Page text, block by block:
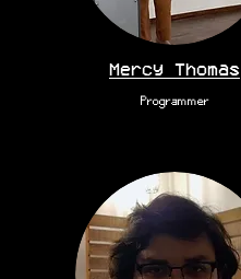
Mercy Thomas
Programmer